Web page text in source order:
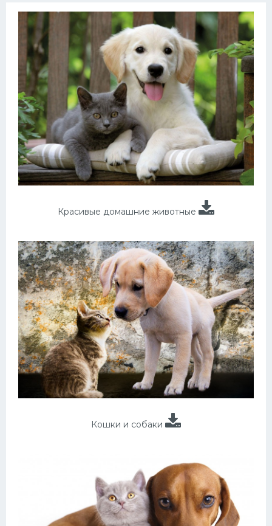
Красивые домашние животные
Кошки и собаки
Сибирские кошки
Большие кошки
Сиамские кошки
Окрасы кошек
Сфинксы
Мебель для животных